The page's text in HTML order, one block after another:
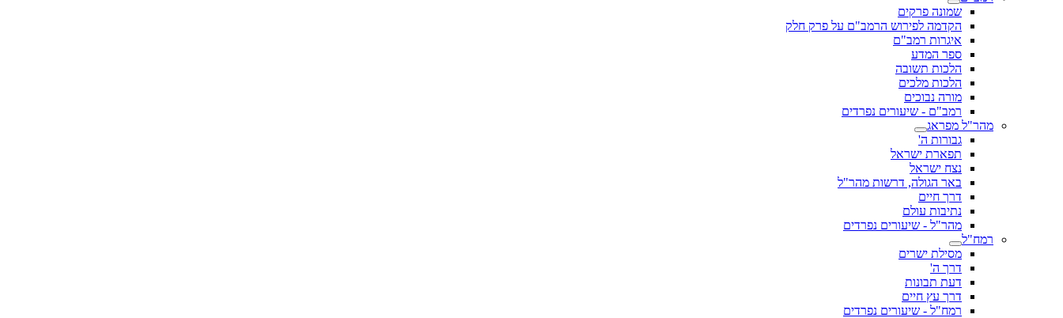
שמונה פרקים
הקדמה לפירוש הרמב"ם על פרק חלק
איגרות רמב"ם
ספר המדע
הלכות תשובה
הלכות מלכים
מורה נבוכים
רמב"ם - שיעורים נפרדים
מהר"ל מפראג
גבורות ה'
תפארת ישראל
נצח ישראל
באר הגולה, דרשות מהר"ל
דרך חיים
נתיבות עולם
מהר"ל - שיעורים נפרדים
רמח"ל
מסילת ישרים
דרך ה'
דעת תבונות
דרך עץ חיים
רמח"ל - שיעורים נפרדים